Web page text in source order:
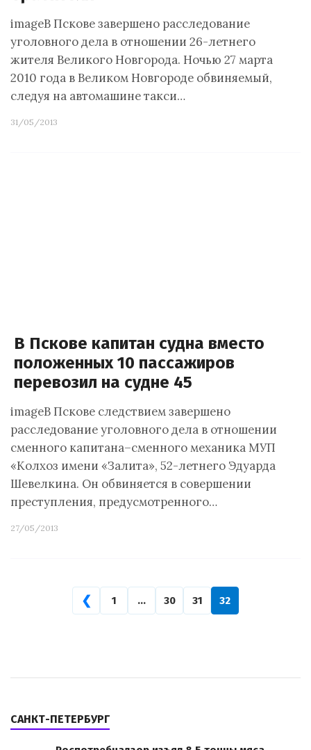
imageВ Пскове завершено расследование
уголовного дела в отношении 26-летнего
жителя Великого Новгорода. Ночью 27 марта
2010 года в Великом Новгороде обвиняемый,
следуя на автомашине такси…
31/05/2013
В Пскове капитан судна вместо
положенных 10 пассажиров
перевозил на судне 45
imageВ Пскове следствием завершено
расследование уголовного дела в отношении
сменного капитана–сменного механика МУП
«Колхоз имени «Залита», 52-летнего Эдуарда
Шевелкина. Он обвиняется в совершении
преступления, предусмотренного…
27/05/2013
❮ 1 … 30 31 32
САНКТ-ПЕТЕРБУРГ